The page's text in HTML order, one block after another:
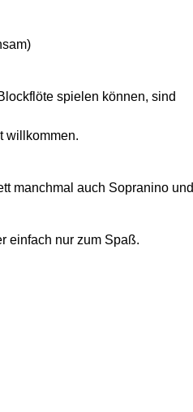
spielen können, sind
willkommen.
manchmal auch Sopranino und
einfach nur zum Spaß.